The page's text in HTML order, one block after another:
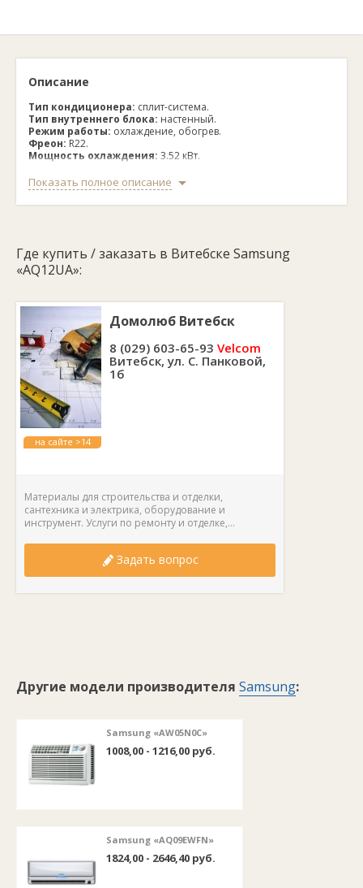
Описание
Тип кондиционера: сплит-система.
Тип внутреннего блока: настенный.
Режим работы: охлаждение, обогрев.
Фреон: R22.
Мощность охлаждения: 3.52 кВт.
Потребляемая мощность при охлаждении:
Потребляемая мощность при обогреве:
Расход воздуха:570 куб. м/ч.
Шум внутреннего блока:35 дБ.
Внешний блок:
Внутренний блок:
Показать полное описание
Где купить / заказать в Витебске Samsung
«AQ12UA»:
на сайте >14
Домолюб Витебск
8 (029) 603-65-93 Velcom
Витебск, ул. С. Панковой,
1б
Материалы для строительства и отделки,
сантехника и электрика, оборудование и
инструмент. Услуги по ремонту и отделке,...
Задать вопрос
Другие модели производителя Samsung:
Samsung «AW05N0C»
1008,00 - 1216,00 руб.
Samsung «AQ09EWFN»
1824,00 - 2646,40 руб.